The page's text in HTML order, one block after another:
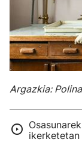
Argazkia:
ikerketetan